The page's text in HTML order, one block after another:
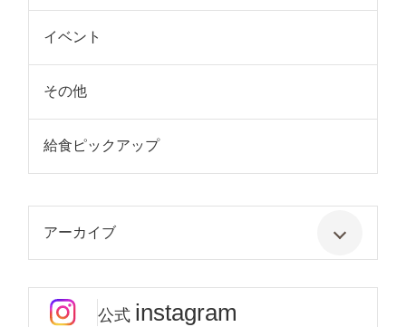
イベント
その他
給食ピックアップ
アーカイブ
公式 instagram